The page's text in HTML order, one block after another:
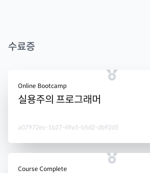
수료증
Online Bootcamp
실용주의 프로그래머
a07972ec-1b27-49a5-b5d2-db92d5
Course Complete